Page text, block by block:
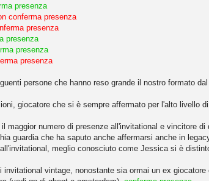
presenza
conferma presenza
presenza
presenza
presenza
presenza
persone che hanno reso grande il nostro formato
giocatore che si è sempre affermato per l'alto
maggior numero di presenze all'invitational e vincitore
guardia che ha saputo anche affermarsi anche in
meglio conosciuto come Jessica si è
invitational vintage, nonostante sia ormai un ex